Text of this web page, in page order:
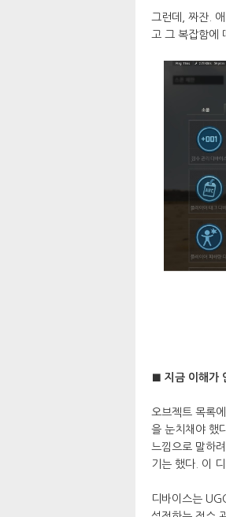
그런데, 짜잔.
고 그 복잡함에
■ 지금 이해가
오브젝트 목록
을 눈치채야 했
느낌으로 말하
기는 했다. 이
디바이스는